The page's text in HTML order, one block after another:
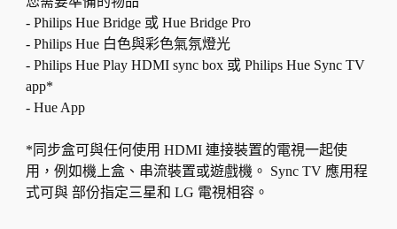
- Philips Hue Bridge 或 Hue Bridge Pro
- Philips Hue 白色與彩色氣氛燈光
- Philips Hue Play HDMI sync box 或 Philips Hue Sync TV
app*
- Hue App
*同步盒可與任何使用 HDMI 連接裝置的電視一起使
用，例如機上盒、串流裝置或遊戲機。 Sync TV 應用程
式可與 部份指定三星和 LG 電視相容。